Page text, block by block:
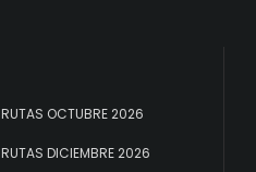
RUTAS OCTUBRE 2026
RUTAS DICIEMBRE 2026